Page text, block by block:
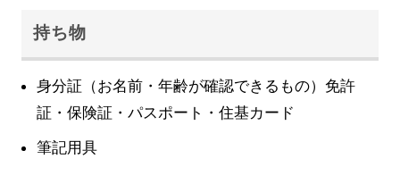
持ち物
身分証（お名前・年齢が確認できるもの）免許
証・保険証・パスポート・住基カード
筆記用具